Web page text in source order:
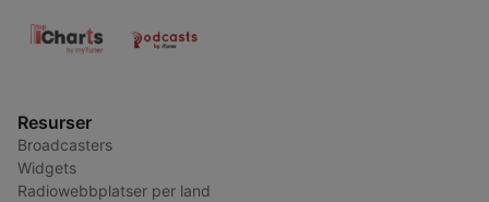
Resurser
Broadcasters
Widgets
Radiowebbplatser per land